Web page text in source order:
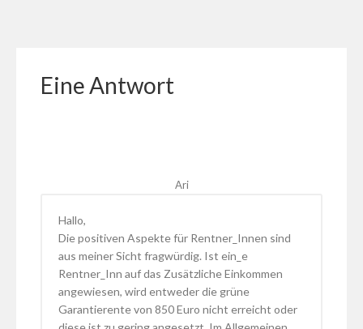
Eine Antwort
Ari
Hallo,
Die positiven Aspekte für Rentner_Innen sind
aus meiner Sicht fragwürdig. Ist ein_e
Rentner_Inn auf das Zusätzliche Einkommen
angewiesen, wird entweder die grüne
Garantierente von 850 Euro nicht erreicht oder